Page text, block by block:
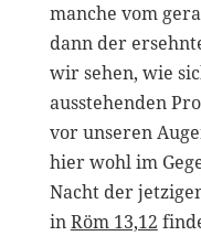
manche vom
dann der
wir sehen, wie
ausstehenden
vor unseren
hier wohl im
Nacht der
inRöm 13,12